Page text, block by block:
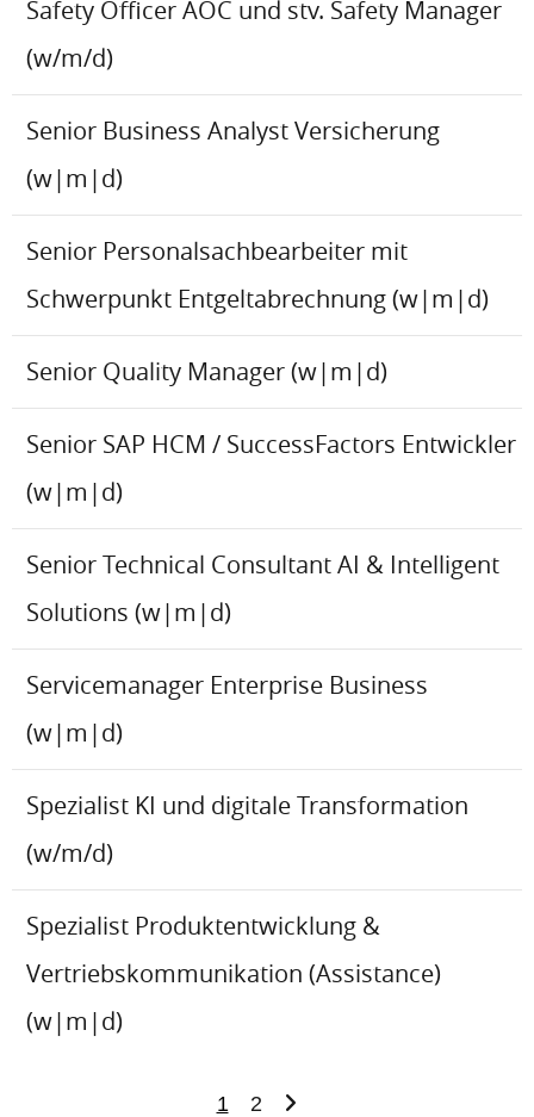
Safety Officer AOC und stv. Safety Manager
(w/m/d)
Senior Business Analyst Versicherung
(w|m|d)
Senior Personalsachbearbeiter mit
Schwerpunkt Entgeltabrechnung (w|m|d)
Senior Quality Manager (w|m|d)
Senior SAP HCM / SuccessFactors Entwickler
(w|m|d)
Senior Technical Consultant AI & Intelligent
Solutions (w|m|d)
Servicemanager Enterprise Business
(w|m|d)
Spezialist KI und digitale Transformation
(w/m/d)
Spezialist Produktentwicklung &
Vertriebskommunikation (Assistance)
(w|m|d)
1 2